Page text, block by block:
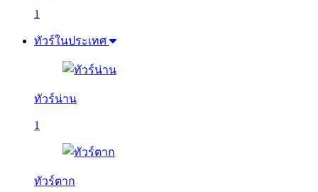
1
ทัวร์ในประเทศ
ทัวร์น่าน
1
ทัวร์ตาก